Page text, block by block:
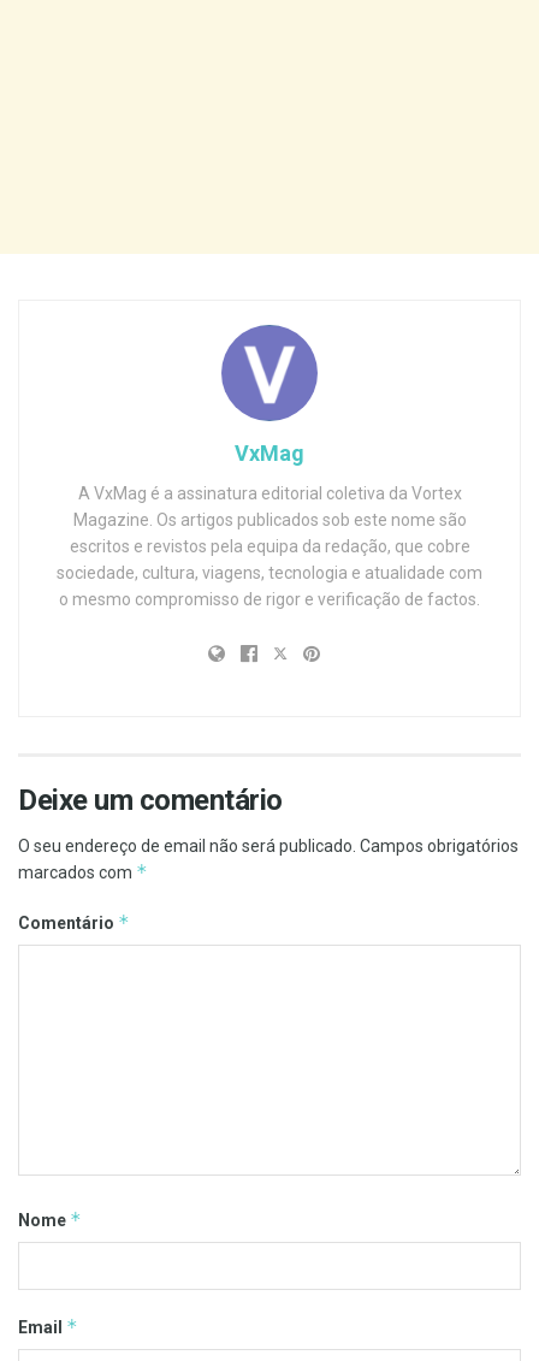
VxMag
A VxMag é a assinatura editorial coletiva da Vortex
Magazine. Os artigos publicados sob este nome são
escritos e revistos pela equipa da redação, que cobre
sociedade, cultura, viagens, tecnologia e atualidade com
o mesmo compromisso de rigor e verificação de factos.
Deixe um comentário
O seu endereço de email não será publicado. Campos obrigatórios
marcados com *
Comentário *
Nome *
Email *